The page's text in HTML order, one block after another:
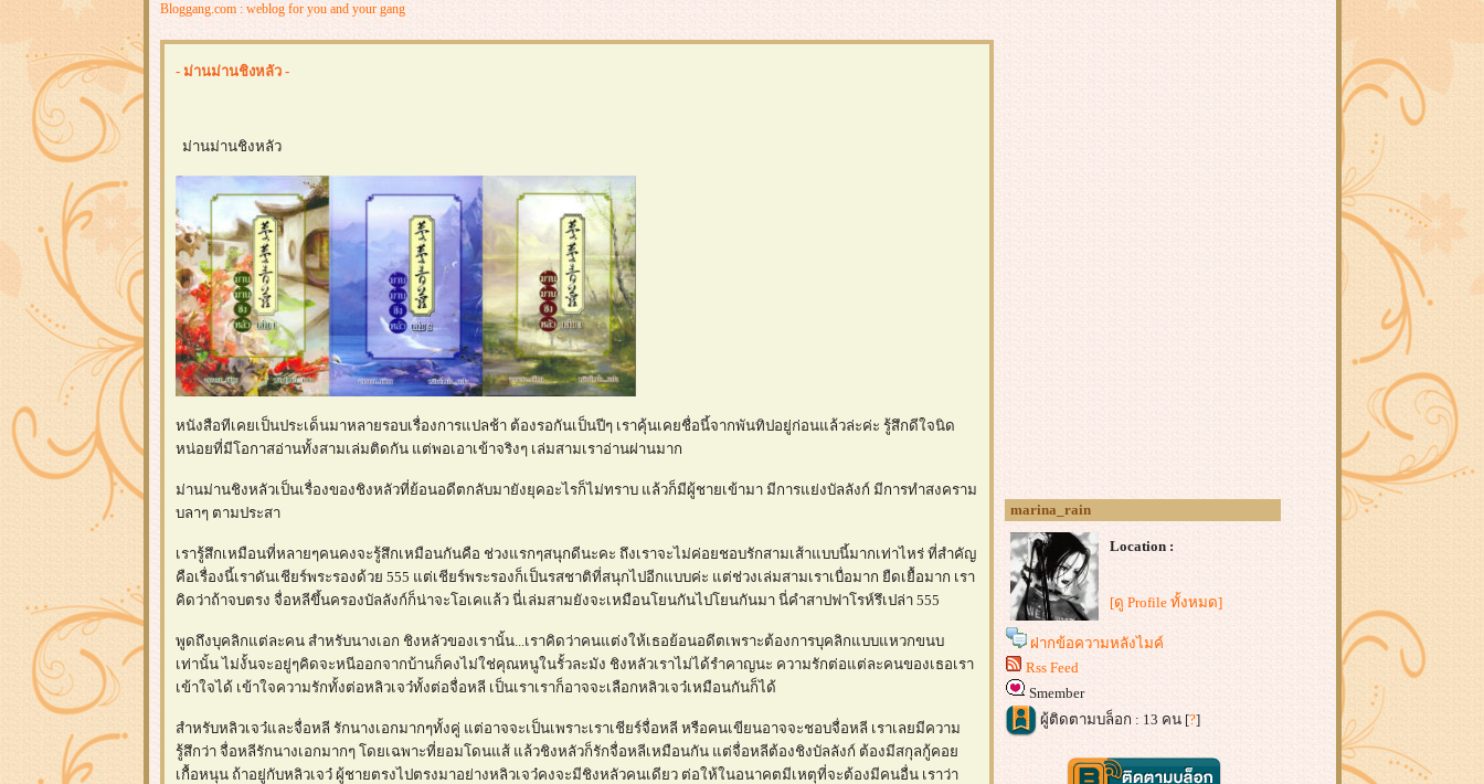
Bloggang.com : weblog for you and your gang
- ม่านม่านชิงหลัว -
ม่านม่านชิงหลัว
หนังสือทีเคยเป็นประเด็นมาหลายรอบเรื่องการแปลช้า ต้องรอกันเป็นปีๆ เราคุ้นเคยชื่อนี้จากพันทิปอยู่ก่อนแล้วล่ะค่ะ รู้สึกดีใจนิด
หน่อยที่มีโอกาสอ่านทั้งสามเล่มติดกัน แต่พอเอาเข้าจริงๆ เล่มสามเราอ่านผ่านมาก
ม่านม่านชิงหลัวเป็นเรื่องของชิงหลัวที่ย้อนอดีตกลับมายังยุคอะไรก็ไม่ทราบ แล้วก็มีผู้ชายเข้ามา มีการแย่งบัลลังก์ มีการทำสงคราม
บลาๆ ตามประสา
เรารู้สึกเหมือนที่หลายๆคนคงจะรู้สึกเหมือนกันคือ ช่วงแรกๆสนุกดีนะคะ ถึงเราจะไม่ค่อยชอบรักสามเส้าแบบนี้มากเท่าไหร่ ที่สำคัญ
คือเรื่องนี้เราดันเชียร์พระรองด้วย 555 แต่เชียร์พระรองก็เป็นรสชาติที่สนุกไปอีกแบบค่ะ แต่ช่วงเล่มสามเราเบื่อมาก ยืดเยื้อมาก เรา
คิดว่าถ้าจบตรง จื่อหลีขึ้นครองบัลลังก์ก็น่าจะโอเคแล้ว นี่เล่มสามยังจะเหมือนโยนกันไปโยนกันมา นี่คำสาปฟาโรห์รึเปล่า 555
พูดถึงบุคลิกแต่ละคน สำหรับนางเอก ชิงหลัวของเรานั้น...เราคิดว่าคนแต่งให้เธอย้อนอดีตเพราะต้องการบุคลิกแบบแหวกขนบ
เท่านั้น ไม่งั้นจะอยู่ๆคิดจะหนีออกจากบ้านก็คงไม่ใช่คุณหนูในรั้วละมัง ชิงหลัวเราไม่ได้รำคาญนะ ความรักต่อแต่ละคนของเธอเรา
เข้าใจได้ เข้าใจความรักทั้งต่อหลิวเจว๋ทั้งต่อจื่อหลี เป็นเราเราก็อาจจะเลือกหลิวเจว๋เหมือนกันก็ได้
สำหรับหลิวเจว๋และจื่อหลี รักนางเอกมากๆทั้งคู่ แต่อาจจะเป็นเพราะเราเชียร์จื่อหลี หรือคนเขียนอาจจะชอบจื่อหลี เราเลยมีความ
รู้สึกว่า จื่อหลีรักนางเอกมากๆ โดยเฉพาะที่ยอมโดนแส้ แล้วชิงหลัวก็รักจื่อหลีเหมือนกัน แต่จื่อหลีต้องชิงบัลลังก์ ต้องมีสกุลกู้คอ
เกื้อหนุน ถ้าอยู่กับหลิวเจว๋ ผู้ชายตรงไปตรงมาอย่างหลิวเจว๋คงจะมีชิงหลัวคนเดียว ต่อให้ในอนาคตมีเหตุที่จะต้องมีคนอื่น เราว่า
marina_rain
Location :
[ดู Profile ทั้งหมด]
ฝากข้อความหลังไมค์
Rss Feed
Smember
ผู้ติดตามบล็อก : 13 คน [?]